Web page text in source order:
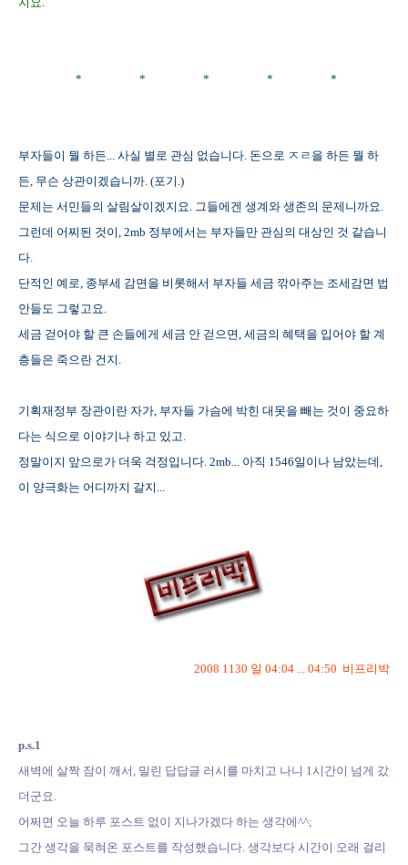
* * * * *
부자들이 뭘 하든... 사실 별로 관심 없습니다. 돈으로 ㅈㄹ을 하든 뭘 하
든, 무슨 상관이겠습니까. (포기.)
문제는 서민들의 살림살이겠지요. 그들에겐 생계와 생존의 문제니까요.
그런데 어찌된 것이, 2mb 정부에서는 부자들만 관심의 대상인 것 같습니
다.
단적인 예로, 종부세 감면을 비롯해서 부자들 세금 깎아주는 조세감면 법
안들도 그렇고요.
세금 걷어야 할 큰 손들에게 세금 안 걷으면, 세금의 혜택을 입어야 할 계
층들은 죽으란 건지.
기획재정부 장관이란 자가, 부자들 가슴에 박힌 대못을 빼는 것이 중요하
다는 식으로 이야기나 하고 있고.
정말이지 앞으로가 더욱 걱정입니다. 2mb... 아직 1546일이나 남았는데,
이 양극화는 어디까지 갈지...
2008 1130 일 04:04 ... 04:50 비프리박
p.s.1
새벽에 살짝 잠이 깨서, 밀린 답답글 러시를 마치고 나니 1시간이 넘게 갔
더군요.
어쩌면 오늘 하루 포스트 없이 지나가겠다 하는 생각에^^;
그간 생각을 묵혀온 포스트를 작성했습니다. 생각보다 시간이 오래 걸리